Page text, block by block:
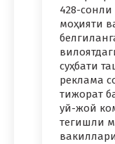
428-сонли
моҳияти
суҳбати
реклама
тижорат
уй-жой
тегишли